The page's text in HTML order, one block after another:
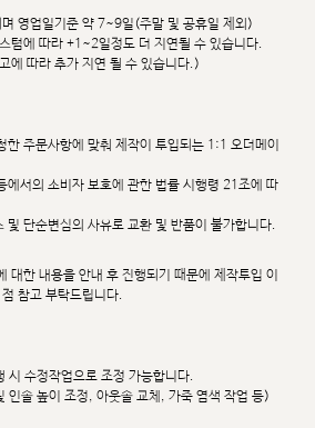
영업일기준 약 7~9일(주말 및 공휴일 제외)
텀에 따라 +1~2일정도 더 지연될 수 있습니다.
에 따라 추가 지연 될 수 있습니다.)
한 주문사항에 맞춰 제작이 투입되는 1:1 오더메이
에서의 소비자 보호에 관한 법률 시행령 21조에 따
및 단순변심의 사유로 교환 및 반품이 불가합니다.
대한 내용을 안내 후 진행되기 때문에 제작투입 이
참고 부탁드립니다.
시 수정작업으로 조정 가능합니다.
인솔 높이 조정, 아웃솔 교체, 가죽 염색 작업 등)